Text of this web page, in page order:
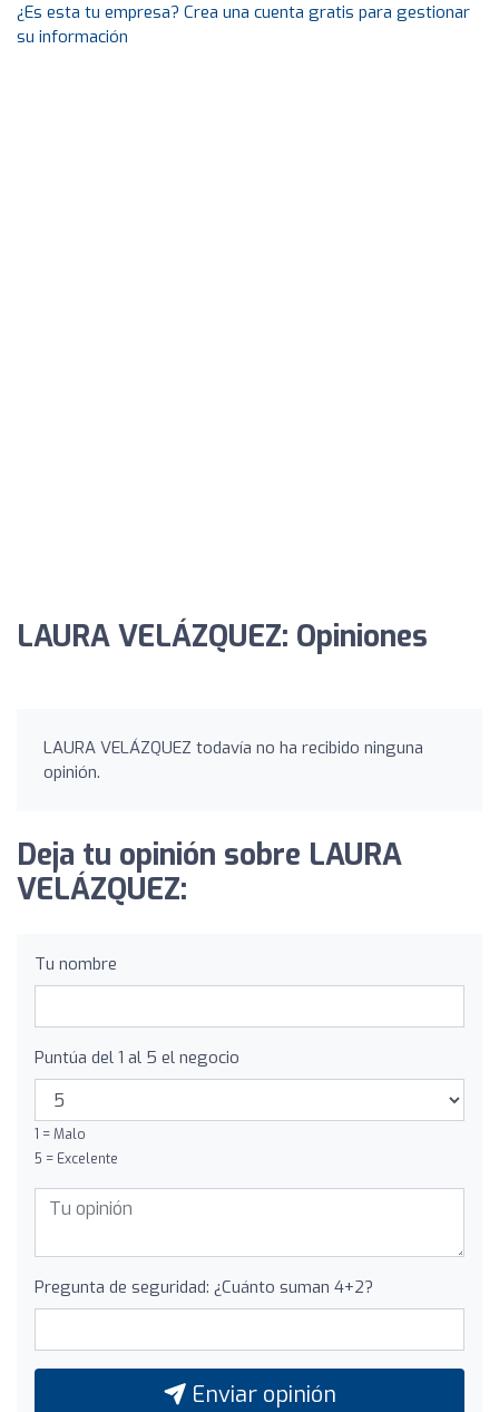
¿Es esta tu empresa? Crea una cuenta gratis para gestionar
su información
LAURA VELÁZQUEZ: Opiniones
LAURA VELÁZQUEZ todavía no ha recibido ninguna
opinión.
Deja tu opinión sobre LAURA
VELÁZQUEZ:
Tu nombre
Puntúa del 1 al 5 el negocio
1 = Malo
5 = Excelente
Pregunta de seguridad: ¿Cuánto suman 4+2?
Enviar opinión